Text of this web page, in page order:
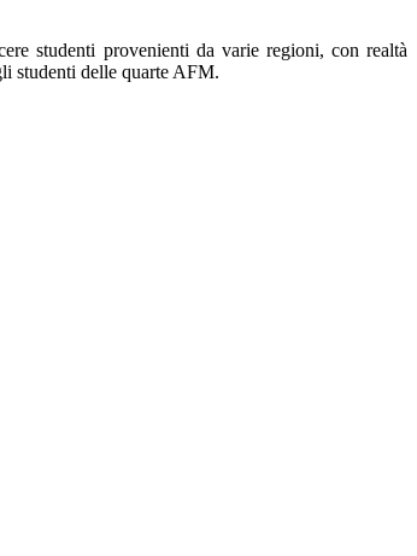
studenti provenienti da varie regioni, con realtà
studenti delle quarte AFM.